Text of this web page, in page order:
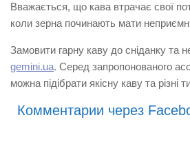
Вважається, що кава втрачає свої
коли зерна починають мати
Замовити гарну каву до сніданку та
gemini.ua. Серед запропонованого
можна підібрати якісну каву та різні
Комментарии через